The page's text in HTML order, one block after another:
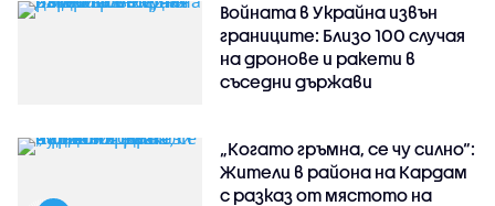
Войната в Украйна извън
границите: Близо 100 случая
на дронове и ракети в
съседни държави
„Когато гръмна, се чу силно“:
Жители в района на Кардам
с разказ от мястото на